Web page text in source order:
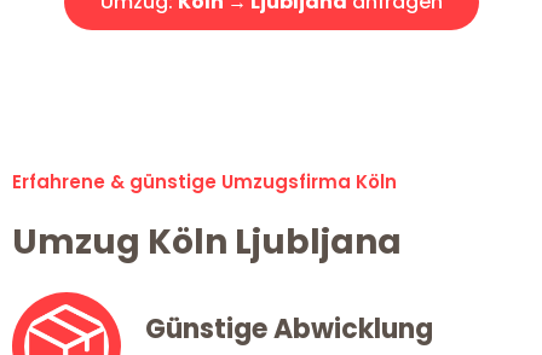
Erfahrene & günstige Umzugsfirma Köln
Umzug Köln Ljubljana
Günstige Abwicklung